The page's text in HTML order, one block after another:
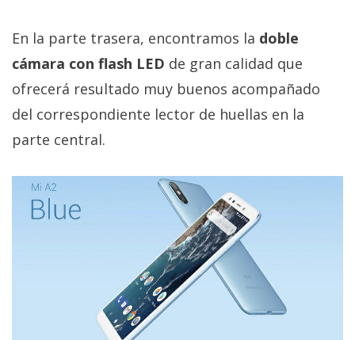
En la parte trasera, encontramos la doble
cámara con flash LED de gran calidad que
ofrecerá resultado muy buenos acompañado
del correspondiente lector de huellas en la
parte central.